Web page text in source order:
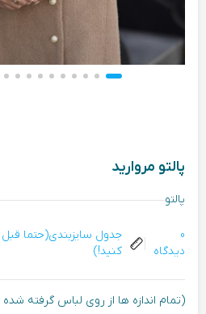
پالتو مروارید
پالتو
0
دیدگاه
جدول سایزبندی(حتما
کنید!)
(تمام اندازه ها از روی لباس گرفته